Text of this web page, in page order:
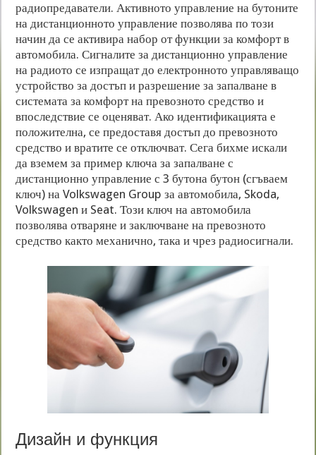
радиопредаватели. Активното управление на бутоните
на дистанционното управление позволява по този
начин да се активира набор от функции за комфорт в
автомобила. Сигналите за дистанционно управление
на радиото се изпращат до електронното управляващо
устройство за достъп и разрешение за запалване в
системата за комфорт на превозното средство и
впоследствие се оценяват. Ако идентификацията е
положителна, се предоставя достъп до превозното
средство и вратите се отключват. Сега бихме искали
да вземем за пример ключа за запалване с
дистанционно управление с 3 бутона бутон (сгъваем
ключ) на Volkswagen Group за автомобила, Skoda,
Volkswagen и Seat. Този ключ на автомобила
позволява отваряне и заключване на превозното
средство както механично, така и чрез радиосигнали.
Дизайн и функция